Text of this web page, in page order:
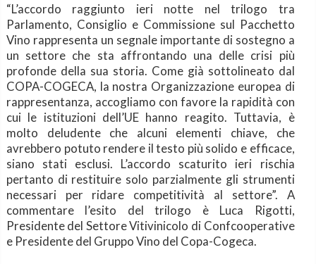
“L’accordo raggiunto ieri notte nel trilogo tra
Parlamento, Consiglio e Commissione sul Pacchetto
Vino rappresenta un segnale importante di sostegno a
un settore che sta affrontando una delle crisi più
profonde della sua storia. Come già sottolineato dal
COPA-COGECA, la nostra Organizzazione europea di
rappresentanza, accogliamo con favore la rapidità con
cui le istituzioni dell’UE hanno reagito. Tuttavia, è
molto deludente che alcuni elementi chiave, che
avrebbero potuto rendere il testo più solido e efficace,
siano stati esclusi. L’accordo scaturito ieri rischia
pertanto di restituire solo parzialmente gli strumenti
necessari per ridare competitività al settore”. A
commentare l’esito del trilogo è Luca Rigotti,
Presidente del Settore Vitivinicolo di Confcooperative
e Presidente del Gruppo Vino del Copa-Cogeca.